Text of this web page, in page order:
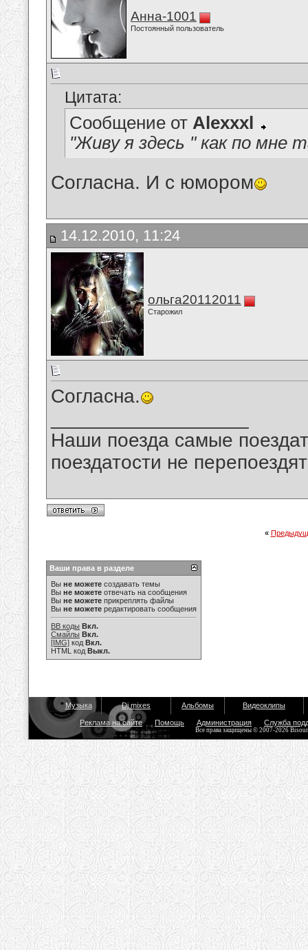
Анна-1001
Постоянный пользователь
Цитата:
Сообщение от Alexxxl
"Живу я здесь " как по мне
Согласна. И с юмором
14.12.2010, 11:24
ольга20112011
Старожил
Согласна.
Наши поезда самые
поездатости не
«
Ваши права в разделе
Вы не можете создавать темы
Вы не можете отвечать на сообщения
Вы не можете прикреплять файлы
Вы не можете редактировать сообщения
BB коды Вкл.
Смайлы Вкл.
[IMG] код Вкл.
HTML код Выкл.
Музыка Dj mixes Альбомы Видеоклипы
Реклама на сайте Помощь Администрация Служба
Все права защищены © 2007-2026